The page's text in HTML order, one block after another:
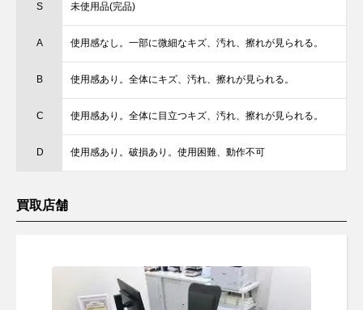
S 未使用品(完品)
A 使用感なし。一部に微細なキズ、汚れ、擦れが見られる。
B 使用感あり。全体にキズ、汚れ、擦れが見られる。
C 使用感あり。全体に目立つキズ、汚れ、擦れが見られる。
D 使用感あり。破損あり。使用困難、動作不可
買取店舗